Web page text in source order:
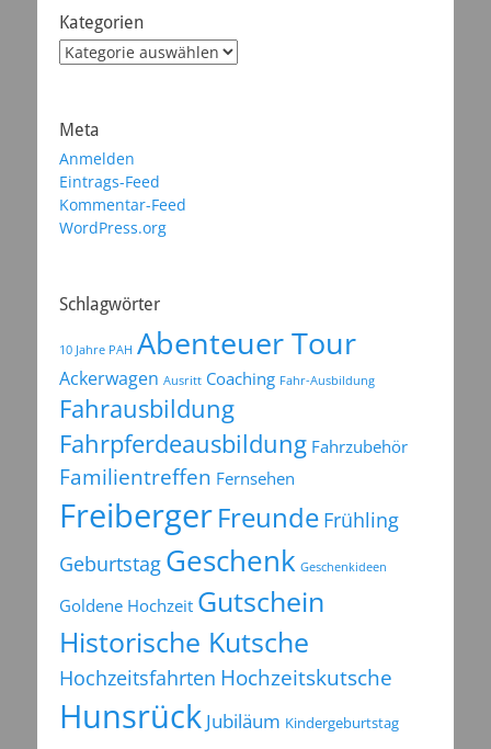
Kategorien
Kategorien
Meta
Anmelden
Eintrags-Feed
Kommentar-Feed
WordPress.org
Schlagwörter
10 Jahre PAH Abenteuer Tour
Ackerwagen Ausritt Coaching Fahr-Ausbildung
Fahrausbildung
Fahrpferdeausbildung Fahrzubehör
Familientreffen Fernsehen
FreibergerFreunde Frühling
Geburtstag Geschenk Geschenkideen
Goldene Hochzeit Gutschein
Historische Kutsche
Hochzeitsfahrten Hochzeitskutsche
Hunsrück Jubiläum Kindergeburtstag